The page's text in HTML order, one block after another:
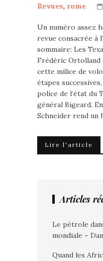
Revues, rome
Un numéro assez
revue consacrée à
sommaire: Les
Frédéric Ortolland
cette milice de
étapes
police de l’état du
général Bigeard.
Schneider rend un
Lire l'article
Articles
Le pétrole
mondiale –
Quand les